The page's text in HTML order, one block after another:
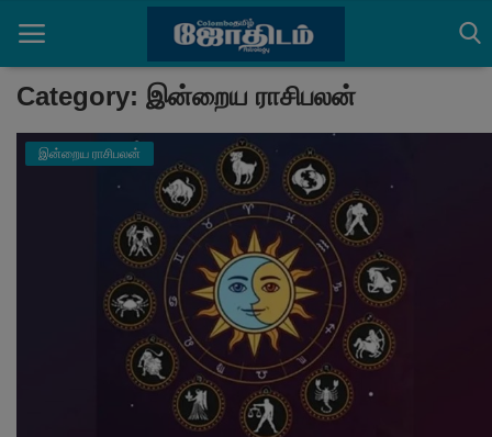
Home
ஆன்மீக அர்த்தங்கள்
Category: இன்றைய ராசிபலன்
இன்றைய ராசிபலன்